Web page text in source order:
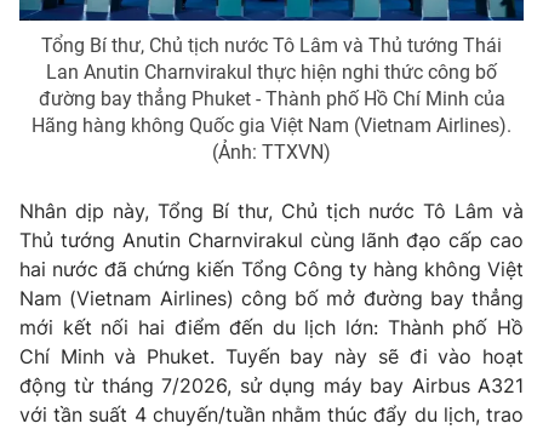
Tổng Bí thư, Chủ tịch nước Tô Lâm và Thủ tướng Thái
Lan Anutin Charnvirakul thực hiện nghi thức công bố
đường bay thẳng Phuket - Thành phố Hồ Chí Minh của
Hãng hàng không Quốc gia Việt Nam (Vietnam Airlines).
(Ảnh: TTXVN)
Nhân dịp này, Tổng Bí thư, Chủ tịch nước Tô Lâm và
Thủ tướng Anutin Charnvirakul cùng lãnh đạo cấp cao
hai nước đã chứng kiến Tổng Công ty hàng không Việt
Nam (Vietnam Airlines) công bố mở đường bay thẳng
mới kết nối hai điểm đến du lịch lớn: Thành phố Hồ
Chí Minh và Phuket. Tuyến bay này sẽ đi vào hoạt
động từ tháng 7/2026, sử dụng máy bay Airbus A321
với tần suất 4 chuyến/tuần nhằm thúc đẩy du lịch, trao